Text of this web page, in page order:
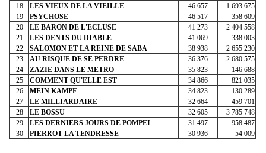
18
LES VIEUX DE LA VIEILLE 46 657
1 693 675
19
PSYCHOSE 46 517
358 609
20
LE BARON DE L'ECLUSE 41 273
2 404 558
21
LES DENTS DU DIABLE 41 069
338 003
22
SALOMON ET LA REINE DE SABA 38 938
2 655 230
23
AU RISQUE DE SE PERDRE 36 376
2 680 575
24
ZAZIE DANS LE METRO 35 823
146 688
25
COMMENT QU'ELLE EST 34 866
821 035
26
MEIN KAMPF 34 823
130 289
27
LE MILLIARDAIRE 32 664
459 701
28
LE BOSSU 32 605
3 785 748
29
LES DERNIERS JOURS DE POMPEI 31 497
958 487
30
PIERROT LA TENDRESSE 30 936 54 009